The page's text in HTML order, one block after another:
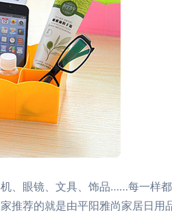
眼镜、文具、饰品……每一样
荐的就是由平阳雅尚家居日用